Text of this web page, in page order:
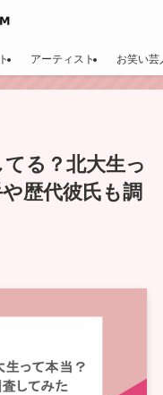
アーティスト お笑い芸
る？北大生っ
歴代彼氏も調